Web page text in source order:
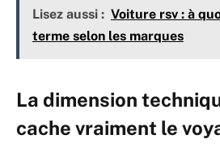
Lisez aussi : Voiture rsv : à
terme selon les marques
La dimension
cache vraiment le